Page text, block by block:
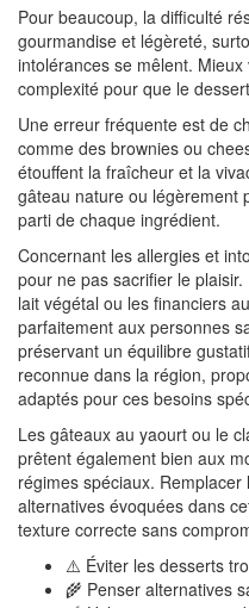
Pour beaucoup, la difficulté
gourmandise et légèreté,
intolérances se mêlent.
complexité pour que le
Une erreur fréquente est de
comme des brownies ou
étouffent la fraîcheur et la
gâteau nature ou légèrement
parti de chaque ingrédient.
Concernant les allergies et
pour ne pas sacrifier le
lait végétal ou les financiers
parfaitement aux personnes
préservant un équilibre
reconnue dans la région,
adaptés pour ces besoins
Les gâteaux au yaourt ou le
prêtent également bien aux
régimes spéciaux.
alternatives évoquées dans
texture correcte sans
⚠️ Éviter les desserts
🌾 Penser alternatives